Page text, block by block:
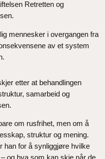
Retretten og
mennesker i overgangen fra
av et system
etter at behandlingen
samarbeid og
om rusfrihet, men om å
struktur og mening.
han for å synliggjøre hvilke